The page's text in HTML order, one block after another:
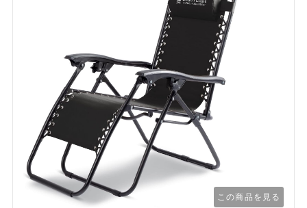
この商品を見る